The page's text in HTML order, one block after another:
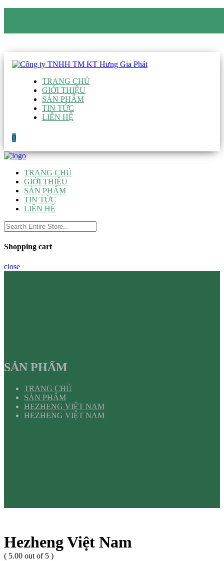
TRANG CHỦ
GIỚI THIỆU
SẢN PHẨM
TIN TỨC
LIÊN HỆ
0
TRANG CHỦ
GIỚI THIỆU
SẢN PHẨM
TIN TỨC
LIÊN HỆ
Shopping cart
close
SẢN PHẨM
TRANG CHỦ
SẢN PHẨM
HEZHENG VIỆT NAM
HEZHENG VIỆT NAM
Hezheng Việt Nam
( 5.00 out of 5 )